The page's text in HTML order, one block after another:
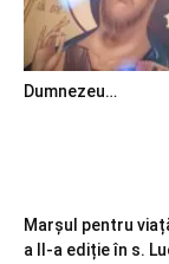
Dumnezeu…
Marșul pentru
a II-a ediție în s.